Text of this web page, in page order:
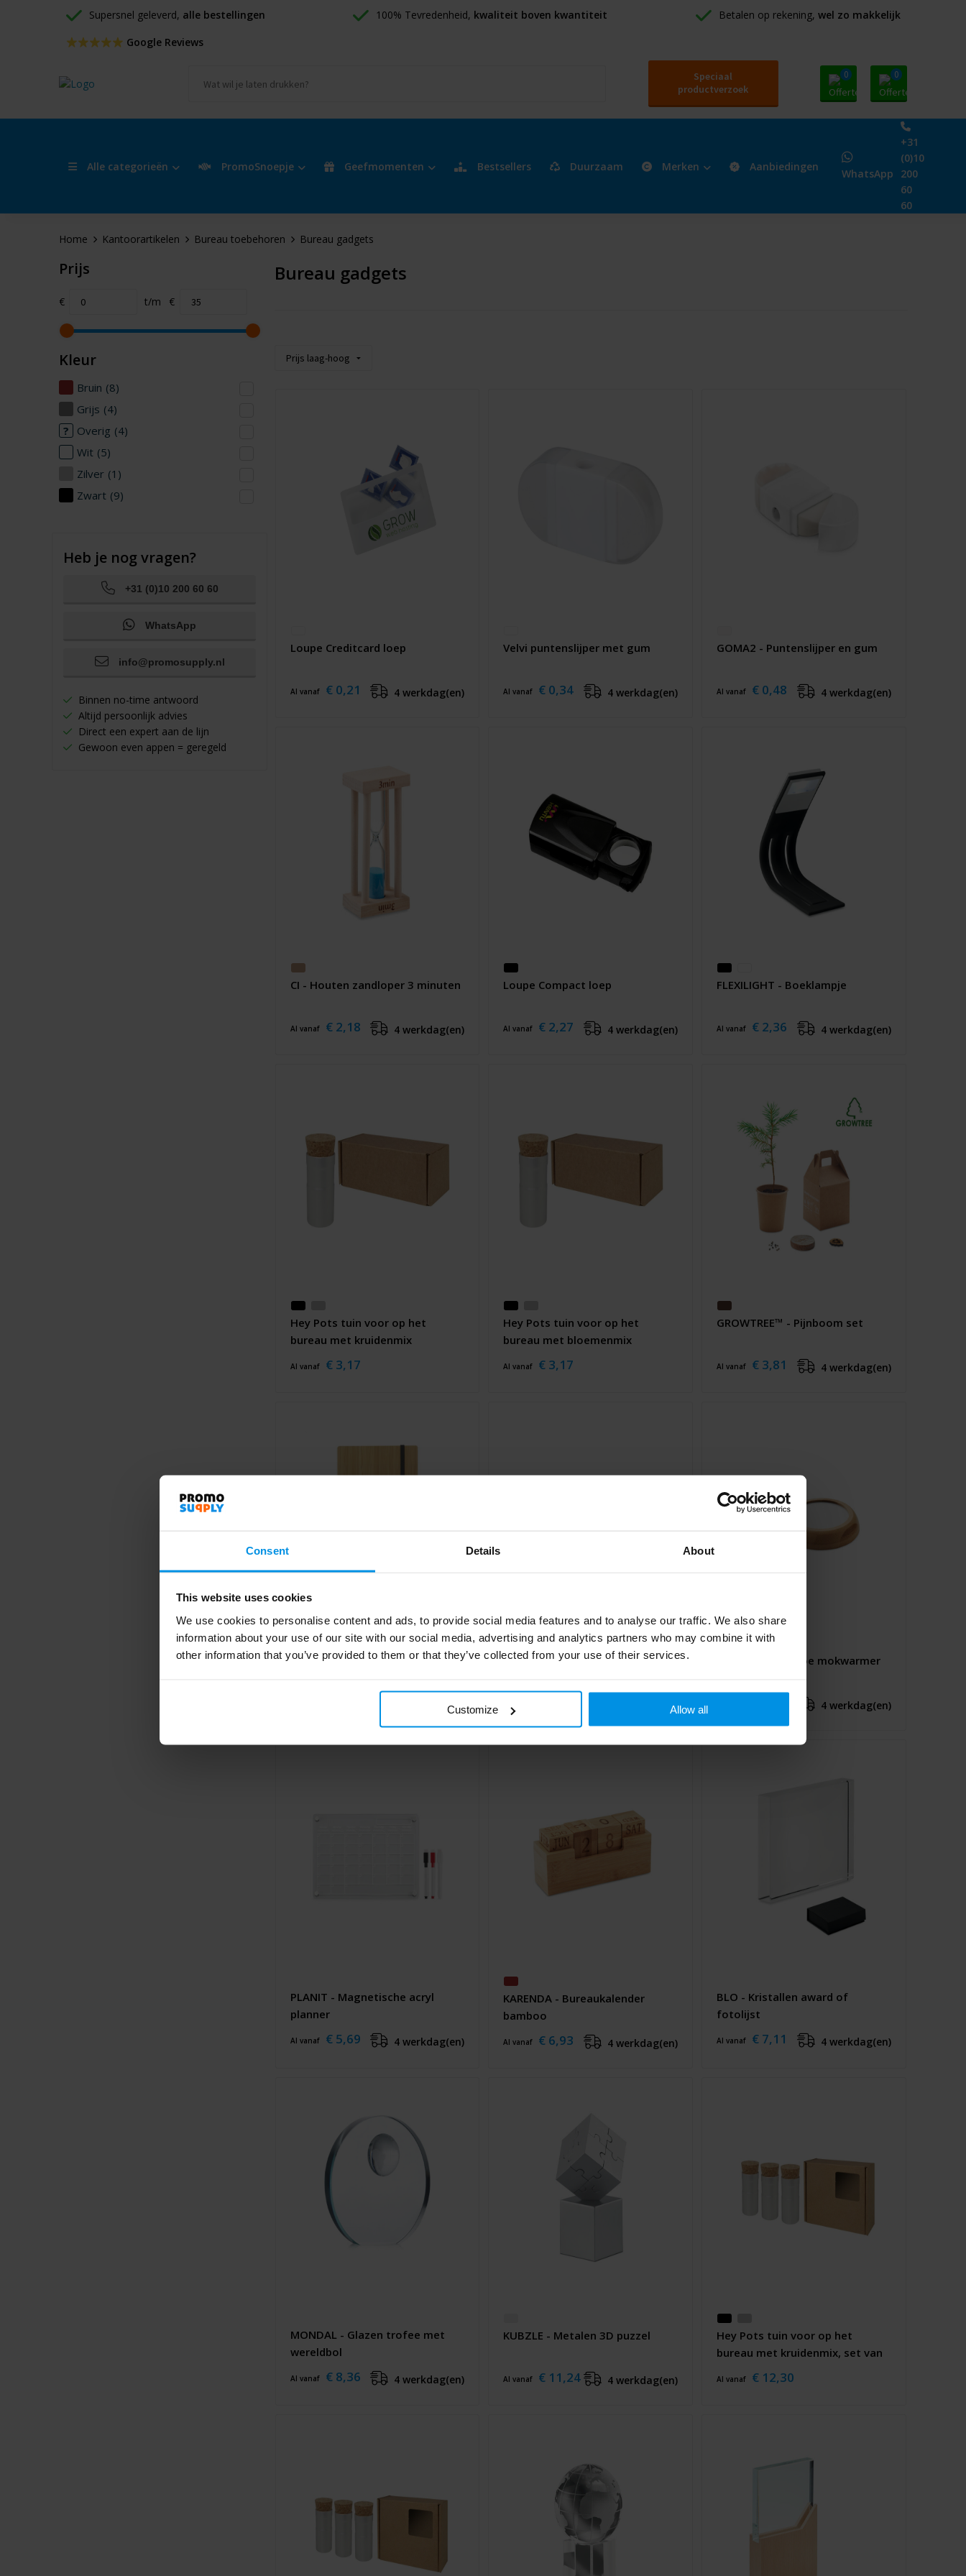
Consent Details About
This website uses cookies
We use cookies to personalise content and ads, to provide social media features and to analyse our traffic. We also share
information about your use of our site with our social media, advertising and analytics partners who may combine it with
other information that you’ve provided to them or that they’ve collected from your use of their services.
Customize Allow all
Supersnel geleverd, alle bestellingen 100% Tevredenheid, kwaliteit boven kwantiteit Betalen op rekening, wel zo makkelijk
Google Reviews
Speciaal
productverzoek
0 0
Alle categorieën PromoSnoepje Geefmomenten Bestsellers Duurzaam Merken Aanbiedingen
WhatsApp
+31
(0)10
200
60
60
Home Kantoorartikelen Bureau toebehoren Bureau gadgets
Prijs
€ t/m €
Kleur
Bruin (8)
Grijs (4)
Overig (4)
Wit (5)
Zilver (1)
Zwart (9)
Heb je nog vragen?
+31 (0)10 200 60 60
WhatsApp
info@promosupply.nl
Binnen no-time antwoord
Altijd persoonlijk advies
Direct een expert aan de lijn
Gewoon even appen = geregeld
Bureau gadgets
Loupe Creditcard loep
Al vanaf € 0,21 4 werkdag(en)
Velvi puntenslijper met gum
Al vanaf € 0,34 4 werkdag(en)
GOMA2 - Puntenslijper en gum
Al vanaf € 0,48 4 werkdag(en)
CI - Houten zandloper 3 minuten
Al vanaf € 2,18 4 werkdag(en)
Loupe Compact loep
Al vanaf € 2,27 4 werkdag(en)
FLEXILIGHT - Boeklampje
Al vanaf € 2,36 4 werkdag(en)
Hey Pots tuin voor op het
bureau met kruidenmix
Al vanaf € 3,17
Hey Pots tuin voor op het
bureau met bloemenmix
Al vanaf € 3,17
GROWTREE™ - Pijnboom set
Al vanaf € 3,81 4 werkdag(en)
Bamboo Journal Naked Spine
4 werkdag(en)
Oplaadbaar leeslampje
MUGLET - Bamboe mokwarmer
4 werkdag(en)
PLANIT - Magnetische acryl
planner
Al vanaf € 5,69 4 werkdag(en)
KARENDA - Bureaukalender
bamboo
Al vanaf € 6,93 4 werkdag(en)
BLO - Kristallen award of
fotolijst
Al vanaf € 7,11 4 werkdag(en)
MONDAL - Glazen trofee met
wereldbol
Al vanaf € 8,36 4 werkdag(en)
KUBZLE - Metalen 3D puzzel
Al vanaf € 11,24 4 werkdag(en)
Hey Pots tuin voor op het
bureau met kruidenmix, set van
Al vanaf € 12,30